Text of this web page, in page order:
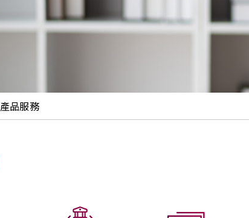
產品服務